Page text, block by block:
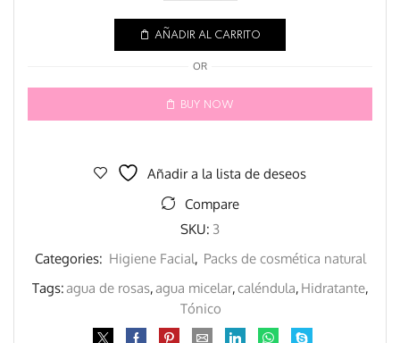
AÑADIR AL CARRITO
OR
BUY NOW
Añadir a la lista de deseos
Compare
SKU: 3
Categories: Higiene Facial, Packs de cosmética natural
Tags:agua de rosas,agua micelar,caléndula, Hidratante,
Tónico